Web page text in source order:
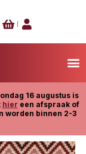
16 augustus is
hier een afspraak of
worden binnen 2-3